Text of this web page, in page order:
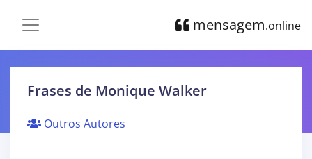
mensagem.online
Frases de Monique Walker
Outros Autores